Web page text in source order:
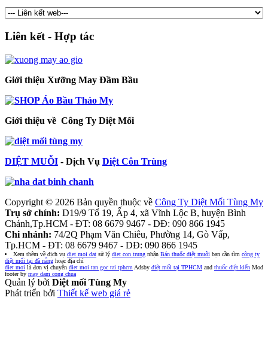
Liên kết - Hợp tác
Giới thiệu Xưỡng May Đầm Bầu
Giới thiệu về Công Ty Diệt Mối
DIỆT MUỖI - Dịch Vụ Diệt Côn Trùng
Copyright © 2026 Bản quyền thuộc về Công Ty Diệt Mối Tùng My
Trụ sở chính: D19/9 Tổ 19, Ấp 4, xã Vĩnh Lộc B, huyện Bình
Chánh,Tp.HCM - ĐT: 08 6679 9467 - DĐ: 090 866 1945
Chi nhánh: 74/2Q Phạm Văn Chiêu, Phường 14, Gò Vấp,
Tp.HCM - ĐT: 08 6679 9467 - DĐ: 090 866 1945
Xem thêm về dịch vụ diet moi dat sử lý diet con trung nhận Bán thuốc diệt muỗi bạn cần tìm công ty
diệt mối tại đà nẵng hoạc địa chỉ
diet moi là đơn vị chuyên diet moi tan goc tai tphcm Adsby diệt mối tại TPHCM and thuốc diệt kiến Mod
footer by may dam cong chua
Quản lý bởi Diệt mối Tùng My
Phát triển bởi Thiết kế web giá rẻ